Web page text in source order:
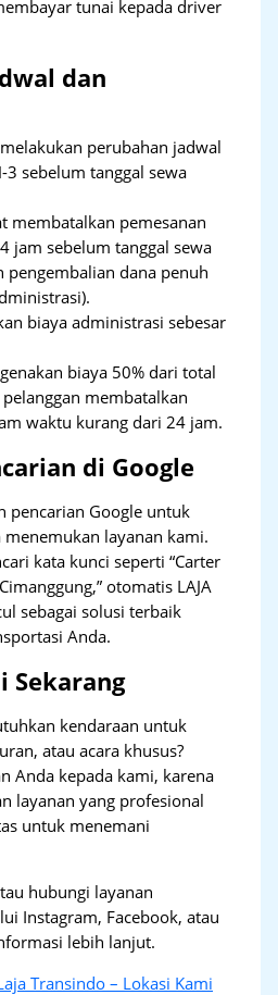
tunai kepada driver
dan
perubahan jadwal
3 sebelum tanggal sewa
membatalkan pemesanan
jam sebelum tanggal sewa
pengembalian dana penuh
biaya administrasi sebesar
biaya 50% dari total
membatalkan
waktu kurang dari 24 jam.
di Google
pencarian Google untuk
layanan kami.
kata kunci seperti “Carter
otomatis LAJA
sebagai solusi terbaik
Anda.
Sekarang
kendaraan untuk
atau acara khusus?
Anda kepada kami, karena
layanan yang profesional
untuk menemani
hubungi layanan
Instagram, Facebook, atau
lebih lanjut.
Transindo – Lokasi Kami